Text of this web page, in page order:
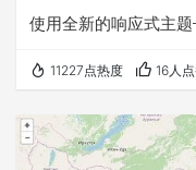
使用全新的响应式主
11227点热度 16人